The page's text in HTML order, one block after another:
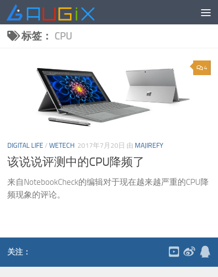
跳至内容
标签： CPU
4
DIGITAL LIFE / WETECH 2017年7月20日 由 MAJIREFY
该说说评测中的CPU降频了
来自NotebookCheck的编辑对于现在越来越严重的CPU降
频现象的评论。
关注：